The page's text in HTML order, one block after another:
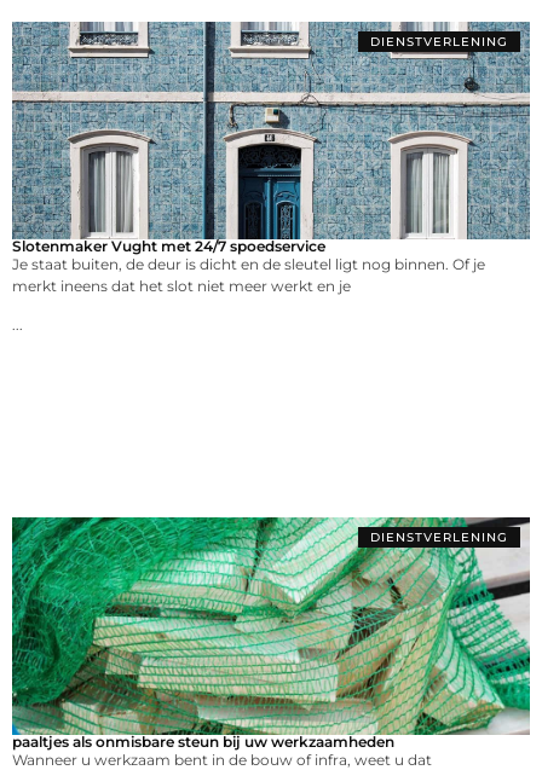
DIENSTVERLENING
Slotenmaker Vught met 24/7 spoedservice
Je staat buiten, de deur is dicht en de sleutel ligt nog binnen. Of je
merkt ineens dat het slot niet meer werkt en je
...
DIENSTVERLENING
paaltjes als onmisbare steun bij uw werkzaamheden
Wanneer u werkzaam bent in de bouw of infra, weet u dat